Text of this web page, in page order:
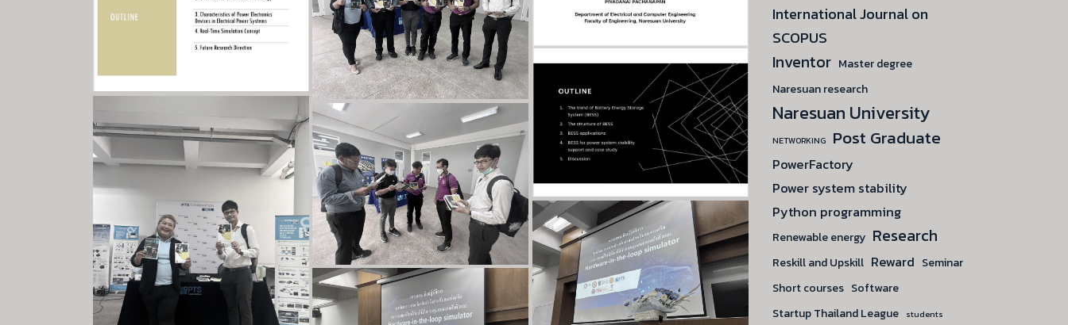
International Journal on
SCOPUS
Inventor Master degree
Naresuan research
Naresuan University
NETWORKING Post Graduate
PowerFactory
Power system stability
Python programming
Renewable energy Research
Reskill and Upskill Reward Seminar
Short courses Software
Startup Thailand League
students